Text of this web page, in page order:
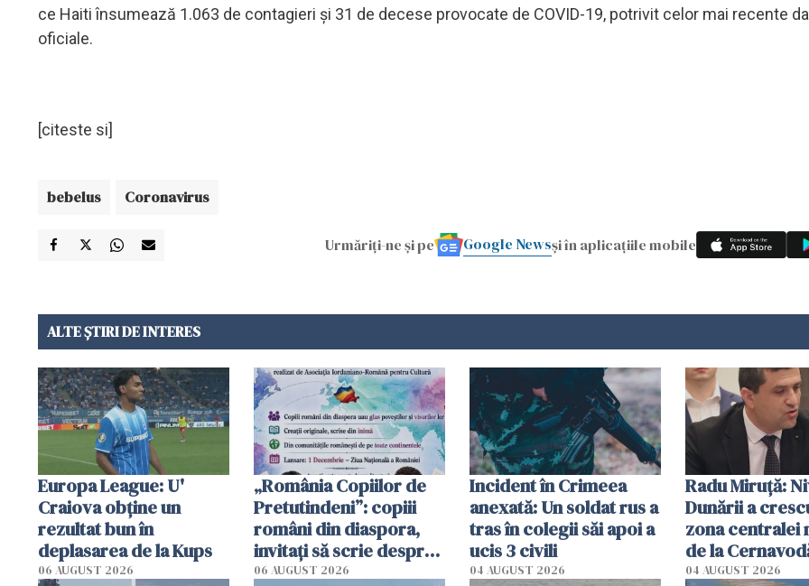
ce Haiti însumează 1.063 de contagieri şi 31 de decese provocate de COVID-19, potrivit celor mai recente
oficiale.
[citeste si]
bebelus Coronavirus
Urmăriți-ne și pe Google Newsși în aplicațiile mobile
ALTE ȘTIRI DE INTERES
Europa League: U'
Craiova obține un
rezultat bun în
deplasarea de la Kups
06 AUGUST 2026
„România Copiilor de
Pretutindeni”: copiii
români din diaspora,
invitați să scrie despre
România într-un volum
06 AUGUST 2026
Incident în Crimeea
anexată: Un soldat rus a
tras în colegii săi apoi a
ucis 3 civili
04 AUGUST 2026
Radu Miruţă:
Dunării a
zona centralei
de la
cm faţă de
04 AUGUST 2026